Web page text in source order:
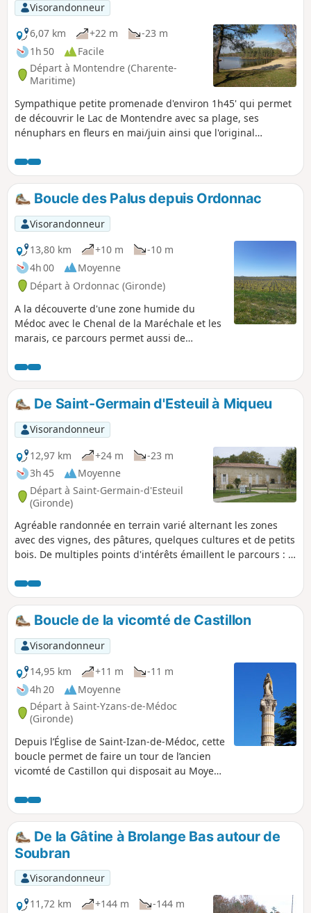
Visorandonneur
6,07 km
+22 m
-23 m
1h 50
Facile
Départ à Montendre (Charente-
Maritime)
Sympathique petite promenade d'environ 1h45' qui permet
de découvrir le Lac de Montendre avec sa plage, ses
nénuphars en fleurs en mai/juin ainsi que l'original
au milieu de la pinède.
Boucle des Palus depuis Ordonnac
Visorandonneur
13,80 km
+10 m
-10 m
4h 00
Moyenne
Départ à Ordonnac (Gironde)
A la découverte d'une zone humide du
Médoc avec le Chenal de la Maréchale et les
marais, ce parcours permet aussi de
exemple, l'église d'Ordonnac, l'ancienne
porte du presbytère, d'anciens moulins à
vent, et le Château Coufran.
De Saint-Germain d'Esteuil à Miqueu
Visorandonneur
12,97 km
+24 m
-23 m
3h 45
Moyenne
Départ à Saint-Germain-d'Esteuil
(Gironde)
Agréable randonnée en terrain varié alternant les zones
avec des vignes, des pâtures, quelques cultures et de petits
bois. De multiples points d'intérêts émaillent le parcours : le
d'un riche patrimoine bâti, des domaines viticoles comme le
Château Hauterive, Brie, Château Livran, Château Castéra
ou encore le Château Peylaby. Ce secteur est également
riche d'une belle biodiversité : flore, faune, papillons,
oiseaux, etc.
Boucle de la vicomté de Castillon
Visorandonneur
14,95 km
+11 m
-11 m
4h 20
Moyenne
Départ à Saint-Yzans-de-Médoc
(Gironde)
Depuis l’Église de Saint-Izan-de-Médoc, cette
boucle permet de faire un tour de l’ancien
vicomté de Castillon qui disposait au Moyen-
commerce du vin depuis le Médoc vers
l’Angleterre. Elle vous permettra d’apprécier
les spécificités naturelles de cette portion du
Médoc.De la Gâtine à Brolange Bas autour de
Soubran
Visorandonneur
11,72 km
+144 m -144 m